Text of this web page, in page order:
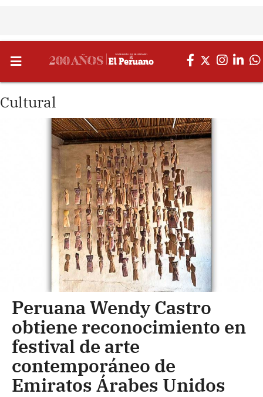
Cultural
Peruana Wendy Castro
obtiene reconocimiento en
festival de arte
contemporáneo de
Emiratos Árabes Unidos